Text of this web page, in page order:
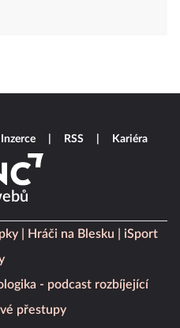
Hráči na Blesku
iSport
- podcast rozbíjející
přestupy
Inzerce RSS Kariéra